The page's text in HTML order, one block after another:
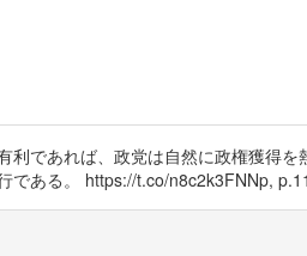
であれば、政党は自然に政権獲得
である。 https://t.co/n8c2k3FNNp,